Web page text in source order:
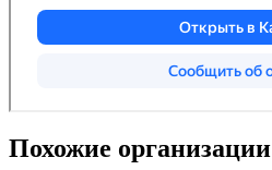
Похожие организации